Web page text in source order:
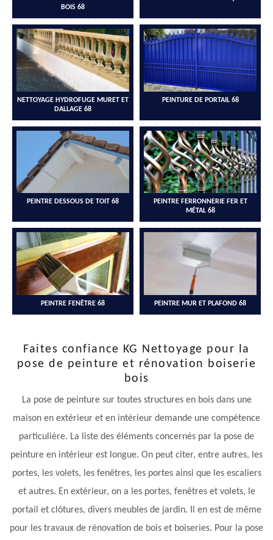
BOIS 68
NETTOYAGE HYDROFUGE MURET ET
DALLAGE 68
PEINTURE DE PORTAIL 68
PEINTRE DESSOUS DE TOIT 68
PEINTRE FERRONNERIE FER ET
MÉTAL 68
PEINTRE FENÊTRE 68 PEINTRE MUR ET PLAFOND 68
Faites confiance KG Nettoyage pour la
pose de peinture et rénovation boiserie
bois
La pose de peinture sur toutes structures en bois dans une
maison en extérieur et en intérieur demande une compétence
particulière. La liste des éléments concernés par la pose de
peinture en intérieur est longue. On peut citer, entre autres, les
portes, les volets, les fenêtres, les portes ainsi que les escaliers
et autres. En extérieur, on a les portes, fenêtres et volets, le
portail et clôtures, divers meubles de jardin. Il en est de même
pour les travaux de rénovation de bois et boiseries. Pour la pose